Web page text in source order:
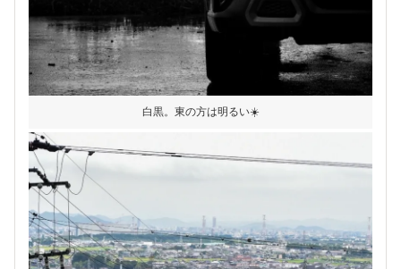
白黒。東の方は明るい☀️